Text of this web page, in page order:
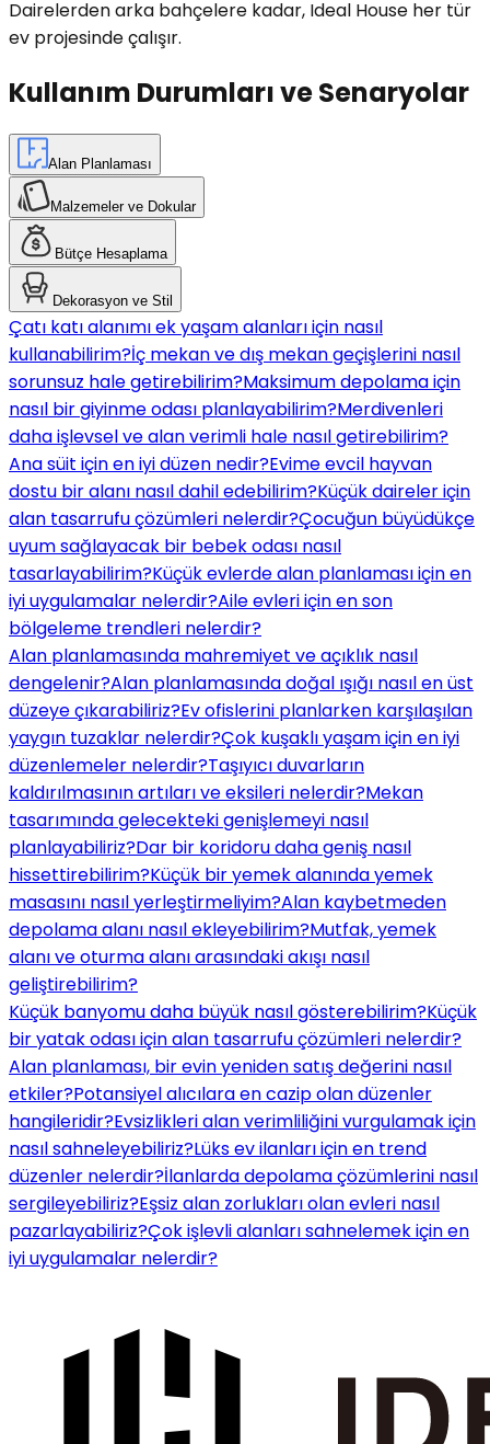
Dairelerden arka bahçelere kadar, Ideal House her tür
ev projesinde çalışır.
Kullanım Durumları ve Senaryolar
Alan Planlaması
Malzemeler ve Dokular
Bütçe Hesaplama
Dekorasyon ve Stil
Çatı katı alanımı ek yaşam alanları için nasıl
kullanabilirim?İç mekan ve dış mekan geçişlerini nasıl
sorunsuz hale getirebilirim?Maksimum depolama için
nasıl bir giyinme odası planlayabilirim?Merdivenleri
daha işlevsel ve alan verimli hale nasıl getirebilirim?
Ana süit için en iyi düzen nedir?Evime evcil hayvan
dostu bir alanı nasıl dahil edebilirim?Küçük daireler için
alan tasarrufu çözümleri nelerdir?Çocuğun büyüdükçe
uyum sağlayacak bir bebek odası nasıl
tasarlayabilirim?Küçük evlerde alan planlaması için en
iyi uygulamalar nelerdir?Aile evleri için en son
bölgeleme trendleri nelerdir?
Alan planlamasında mahremiyet ve açıklık nasıl
dengelenir?Alan planlamasında doğal ışığı nasıl en üst
düzeye çıkarabiliriz?Ev ofislerini planlarken karşılaşılan
yaygın tuzaklar nelerdir?Çok kuşaklı yaşam için en iyi
düzenlemeler nelerdir?Taşıyıcı duvarların
kaldırılmasının artıları ve eksileri nelerdir?Mekan
tasarımında gelecekteki genişlemeyi nasıl
planlayabiliriz?Dar bir koridoru daha geniş nasıl
hissettirebilirim?Küçük bir yemek alanında yemek
masasını nasıl yerleştirmeliyim?Alan kaybetmeden
depolama alanı nasıl ekleyebilirim?Mutfak, yemek
alanı ve oturma alanı arasındaki akışı nasıl
geliştirebilirim?
Küçük banyomu daha büyük nasıl gösterebilirim?Küçük
bir yatak odası için alan tasarrufu çözümleri nelerdir?
Alan planlaması, bir evin yeniden satış değerini nasıl
etkiler?Potansiyel alıcılara en cazip olan düzenler
hangileridir?Evsizlikleri alan verimliliğini vurgulamak için
nasıl sahneleyebiliriz?Lüks ev ilanları için en trend
düzenler nelerdir?İlanlarda depolama çözümlerini nasıl
sergileyebiliriz?Eşsiz alan zorlukları olan evleri nasıl
pazarlayabiliriz?Çok işlevli alanları sahnelemek için en
iyi uygulamalar nelerdir?